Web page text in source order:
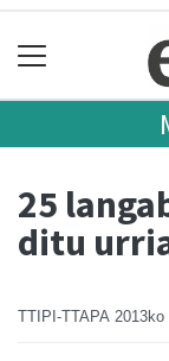
25
ditu
TTIPI-TTAPA 2013ko